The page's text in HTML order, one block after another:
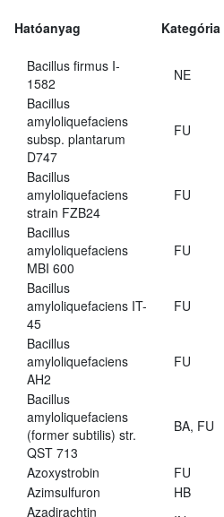
Hatóanyag Kategória
Bacillus firmus I-
1582
NE
Bacillus
amyloliquefaciens
subsp. plantarum
D747
FU
Bacillus
amyloliquefaciens
strain FZB24
FU
Bacillus
amyloliquefaciens
MBI 600
FU
Bacillus
amyloliquefaciens IT-
45
FU
Bacillus
amyloliquefaciens
AH2
FU
Bacillus
amyloliquefaciens
(former subtilis) str.
QST 713
BA, FU
Azoxystrobin FU
Azimsulfuron
HB
Azadirachtin